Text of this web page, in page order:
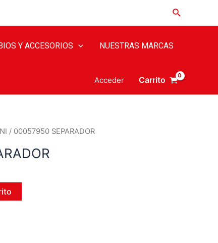
Y ACCESORIOS NUESTRAS MARCAS
Acceder Carrito
/ 00057950 SEPARADOR